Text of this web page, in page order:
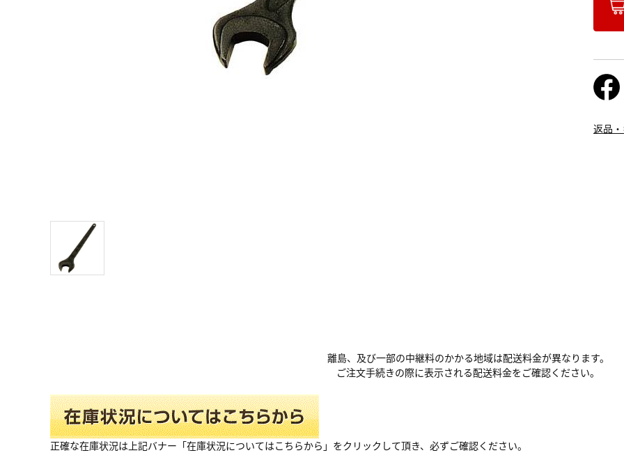
返品
離島、及び一部の中継料のかかる地域は配送料金が異なります。
ご注文手続きの際に表示される配送料金をご確認ください。
正確な在庫状況は上記バナー「在庫状況についてはこちらから」をクリックして頂き、必ずご確認ください。